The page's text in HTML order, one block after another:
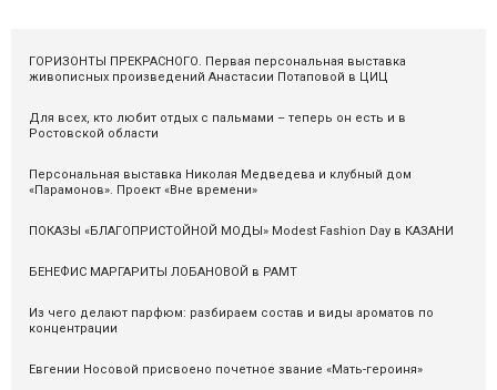
ГОРИЗОНТЫ ПРЕКРАСНОГО. Первая персональная выставка
живописных произведений Анастасии Потаповой в ЦИЦ
Для всех, кто любит отдых с пальмами – теперь он есть и в
Ростовской области
Персональная выставка Николая Медведева и клубный дом
«Парамонов». Проект «Вне времени»
ПОКАЗЫ «БЛАГОПРИСТОЙНОЙ МОДЫ» Modest Fashion Day в КАЗАНИ
БЕНЕФИС МАРГАРИТЫ ЛОБАНОВОЙ в РАМТ
Из чего делают парфюм: разбираем состав и виды ароматов по
концентрации
Евгении Носовой присвоено почетное звание «Мать-героиня»